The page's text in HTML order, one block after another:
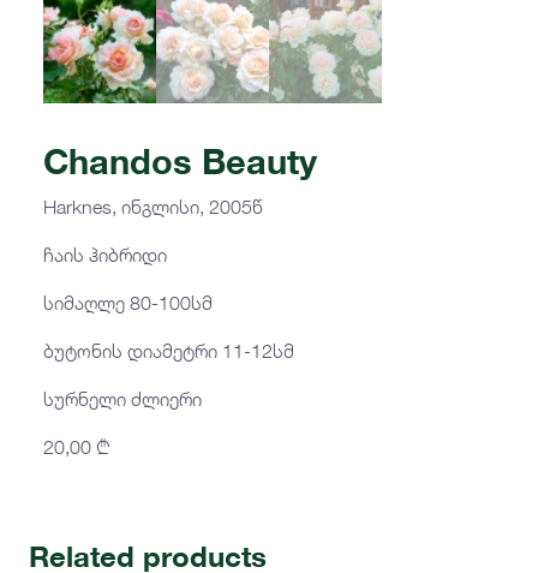
Chandos Beauty
Harknes, ინგლისი, 2005წ
ჩაის ჰიბრიდი
სიმაღლე 80-100სმ
ბუტონის დიამეტრი 11-12სმ
სურნელი ძლიერი
20,00 ₾
Related products